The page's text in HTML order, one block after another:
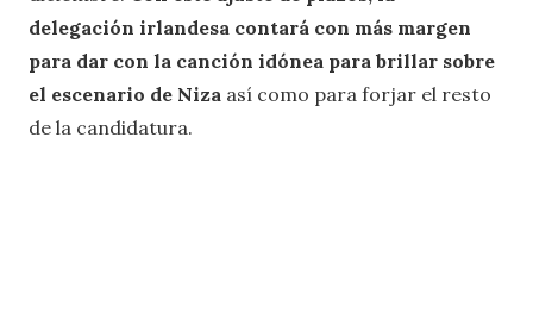
delegación irlandesa contará con más margen
para dar con la canción idónea para brillar sobre
el escenario de Niza así como para forjar el resto
de la candidatura.